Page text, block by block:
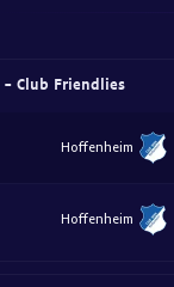
- Club Friendlies
Hoffenheim
Hoffenheim